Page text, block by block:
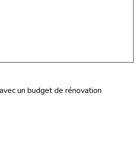
un budget de rénovation